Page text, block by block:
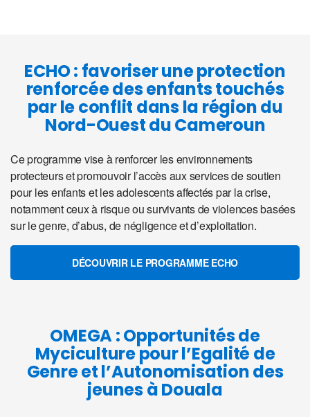
ECHO : favoriser une protection
renforcée des enfants touchés
par le conflit dans la région du
Nord-Ouest du Cameroun
Ce programme vise à renforcer les environnements
protecteurs et promouvoir l’accès aux services de soutien
pour les enfants et les adolescents affectés par la crise,
notamment ceux à risque ou survivants de violences basées
sur le genre, d’abus, de négligence et d’exploitation.
DÉCOUVRIR LE PROGRAMME ECHO
OMEGA : Opportunités de
Myciculture pour l’Egalité de
Genre et l’Autonomisation des
jeunes à Douala